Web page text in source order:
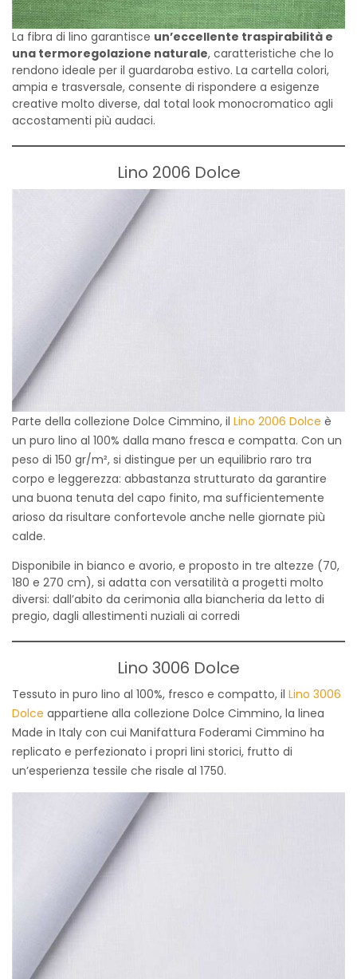
La fibra di lino garantisce un’eccellente traspirabilità e
una termoregolazione naturale, caratteristiche che lo
rendono ideale per il guardaroba estivo. La cartella colori,
ampia e trasversale, consente di rispondere a esigenze
creative molto diverse, dal total look monocromatico agli
accostamenti più audaci.
Lino 2006 Dolce
Parte della collezione Dolce Cimmino, il Lino 2006 Dolce è
un puro lino al 100% dalla mano fresca e compatta. Con un
peso di 150 gr/m², si distingue per un equilibrio raro tra
corpo e leggerezza: abbastanza strutturato da garantire
una buona tenuta del capo finito, ma sufficientemente
arioso da risultare confortevole anche nelle giornate più
calde.
Disponibile in bianco e avorio, e proposto in tre altezze (70,
180 e 270 cm), si adatta con versatilità a progetti molto
diversi: dall’abito da cerimonia alla biancheria da letto di
pregio, dagli allestimenti nuziali ai corredi
Lino 3006 Dolce
Tessuto in puro lino al 100%, fresco e compatto, il Lino 3006
Dolce appartiene alla collezione Dolce Cimmino, la linea
Made in Italy con cui Manifattura Foderami Cimmino ha
replicato e perfezionato i propri lini storici, frutto di
un’esperienza tessile che risale al 1750.